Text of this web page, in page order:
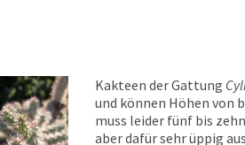
Kakteen der Gattung
und können Höhen von
muss leider fünf bis
aber dafür sehr üppig